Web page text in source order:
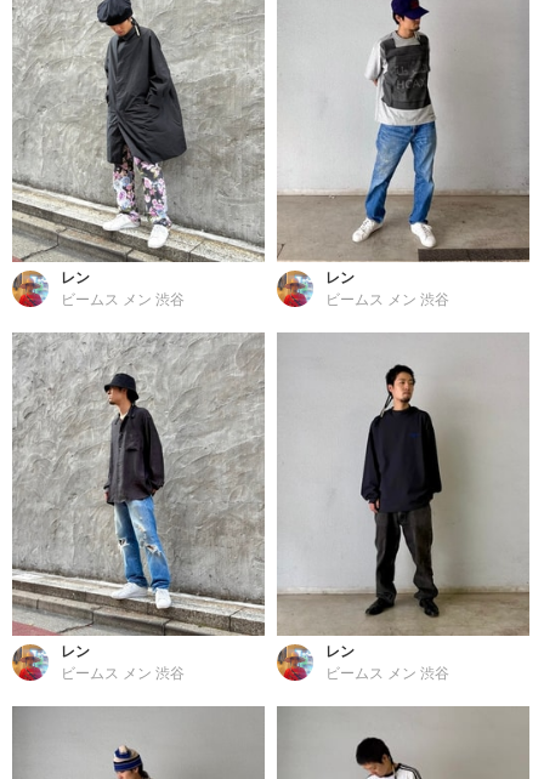
レン
ビームス メン 渋谷
レン
ビームス メン 渋谷
レン
ビームス メン 渋谷
レン
ビームス メン 渋谷